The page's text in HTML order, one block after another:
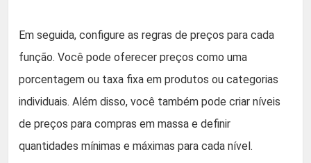
Em seguida, configure as regras de preços para cada
função. Você pode oferecer preços como uma
porcentagem ou taxa fixa em produtos ou categorias
individuais. Além disso, você também pode criar níveis
de preços para compras em massa e definir
quantidades mínimas e máximas para cada nível.